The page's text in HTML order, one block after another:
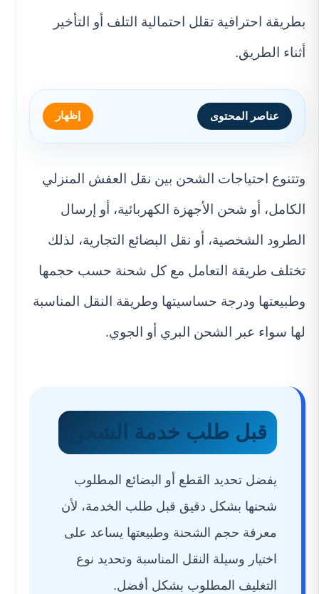
بطريقة احترافية تقلل احتمالية التلف أو التأخير
أثناء الطريق.
عناصر المحتوى إظهار
وتتنوع احتياجات الشحن بين نقل العفش المنزلي
الكامل، أو شحن الأجهزة الكهربائية، أو إرسال
الطرود الشخصية، أو نقل البضائع التجارية، لذلك
تختلف طريقة التعامل مع كل شحنة حسب حجمها
وطبيعتها ودرجة حساسيتها وطريقة النقل المناسبة
لها سواء عبر الشحن البري أو الجوي.
قبل طلب خدمة الشحن
يفضل تحديد القطع أو البضائع المطلوب
شحنها بشكل دقيق قبل طلب الخدمة، لأن
معرفة حجم الشحنة وطبيعتها يساعد على
اختيار وسيلة النقل المناسبة وتحديد نوع
التغليف المطلوب بشكل أفضل.